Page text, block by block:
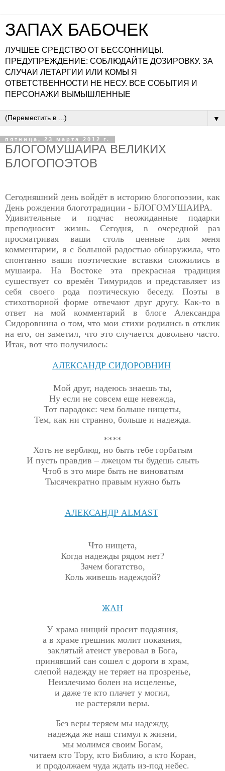
ЗАПАХ БАБОЧЕК
ЛУЧШЕЕ СРЕДСТВО ОТ БЕССОННИЦЫ.
ПРЕДУПРЕЖДЕНИЕ: СОБЛЮДАЙТЕ ДОЗИРОВКУ. ЗА
СЛУЧАИ ЛЕТАРГИИ ИЛИ КОМЫ Я
ОТВЕТСТВЕННОСТИ НЕ НЕСУ. ВСЕ СОБЫТИЯ И
ПЕРСОНАЖИ ВЫМЫШЛЕННЫЕ
▼
пятница, 23 марта 2012 г.
БЛОГОМУШАИРА ВЕЛИКИХ
БЛОГОПОЭТОВ
Сегодняшний день войдёт в историю блогопоэзии, как
День рождения блоготрадиции - БЛОГОМУШАИРА.
Удивительные и подчас неожиданные подарки
преподносит жизнь. Сегодня, в очередной раз
просматривая ваши столь ценные для меня
комментарии, я с большой радостью обнаружила, что
спонтанно ваши поэтические вставки сложились в
мушаира. На Востоке эта прекрасная традиция
сушествует со времён Тимуридов и представляет из
себя своего рода поэтическую беседу. Поэты в
стихотворной форме отвечают друг другу. Как-то в
ответ на мой комментарий в блоге Александра
Сидоровнина о том, что мои стихи родились в отклик
на его, он заметил, что это случается довольно часто.
Итак, вот что получилось:
АЛЕКСАНДР СИДОРОВНИН
Мой друг, надеюсь знаешь ты,
Ну если не совсем еще невежда,
Тот парадокс: чем больше нищеты,
Тем, как ни странно, больше и надежда.
****
Хоть не верблюд, но быть тебе горбатым
И пусть правдив – лжецом ты будешь слыть
Чтоб в это мире быть не виноватым
Тысячекратно правым нужно быть
АЛЕКСАНДР ALMAST
Что нищета,
Когда надежды рядом нет?
Зачем богатство,
Коль живешь надеждой?
ЖАН
У храма нищий просит подаяния,
а в храме грешник молит покаяния,
заклятый атеист уверовал в Бога,
принявший сан сошел с дороги в храм,
слепой надежду не теряет на прозренье,
Неизлечимо болен на исцеленье,
и даже те кто плачет у могил,
не растеряли веры.
Без веры теряем мы надежду,
надежда же наш стимул к жизни,
мы молимся своим Богам,
читаем кто Тору, кто Библию, а кто Коран,
и продолжаем чуда ждать из-под небес.